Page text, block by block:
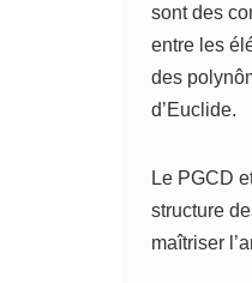
sont des
entre les
des
d’Euclide.
Le PGCD
structure
maîtriser